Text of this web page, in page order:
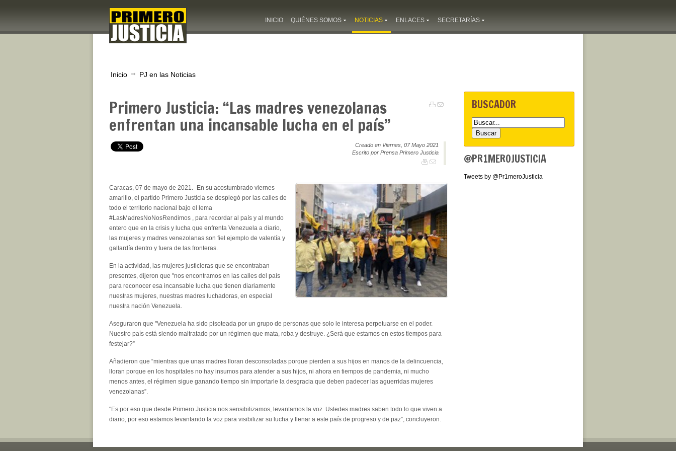
INICIO QUIÉNES SOMOS NOTICIAS ENLACES SECRETARÍAS
Inicio PJ en las Noticias
Primero Justicia: “Las madres venezolanas
enfrentan una incansable lucha en el país”
Creado en Viernes, 07 Mayo 2021
Escrito por Prensa Primero Justicia
Caracas, 07 de mayo de 2021.- En su acostumbrado viernes
amarillo, el partido Primero Justicia se desplegó por las calles de
todo el territorio nacional bajo el lema
#LasMadresNoNosRendimos , para recordar al país y al mundo
entero que en la crisis y lucha que enfrenta Venezuela a diario,
las mujeres y madres venezolanas son fiel ejemplo de valentía y
gallardía dentro y fuera de las fronteras.
En la actividad, las mujeres justicieras que se encontraban
presentes, dijeron que "nos encontramos en las calles del país
para reconocer esa incansable lucha que tienen diariamente
nuestras mujeres, nuestras madres luchadoras, en especial
nuestra nación Venezuela.
Aseguraron que "Venezuela ha sido pisoteada por un grupo de personas que solo le interesa perpetuarse en el poder.
Nuestro país está siendo maltratado por un régimen que mata, roba y destruye. ¿Será que estamos en estos tiempos para
festejar?”
Añadieron que “mientras que unas madres lloran desconsoladas porque pierden a sus hijos en manos de la delincuencia,
lloran porque en los hospitales no hay insumos para atender a sus hijos, ni ahora en tiempos de pandemia, ni mucho
menos antes, el régimen sigue ganando tiempo sin importarle la desgracia que deben padecer las aguerridas mujeres
venezolanas”.
"Es por eso que desde Primero Justicia nos sensibilizamos, levantamos la voz. Ustedes madres saben todo lo que viven a
diario, por eso estamos levantando la voz para visibilizar su lucha y llenar a este país de progreso y de paz”, concluyeron.
BUSCADOR
@PR1MEROJUSTICIA
Tweets by @Pr1meroJusticia